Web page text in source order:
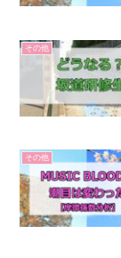
その他
その他